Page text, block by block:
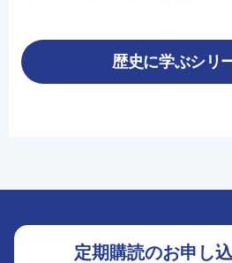
歴史に学ぶシリ
定期購読のお申し